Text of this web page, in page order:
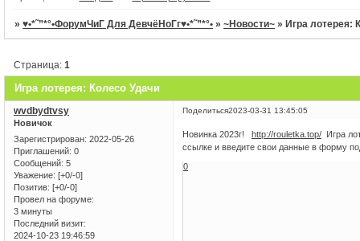
»♥•*˜”*°•ФорумЧиГ Для ДевчёНоГг♥•*˜”*°• »~Новости~ » Игра лотерея:
Игра лотерея: Колесо Удачи
Страница:1
Поделиться2023-03-31 13:45:05
wvdbydtvsy
Новичок
Зарегистрирован: 2022-05-26
Приглашений: 0
Сообщений: 5
Уважение: [+0/-0]
Позитив: [+0/-0]
Провел на форуме:
3 минуты
Последний визит:
2024-10-23 19:46:59
Новинка 2023г!http://rouletka.top/ Игра
ссылке и введите свои данные в форму
0